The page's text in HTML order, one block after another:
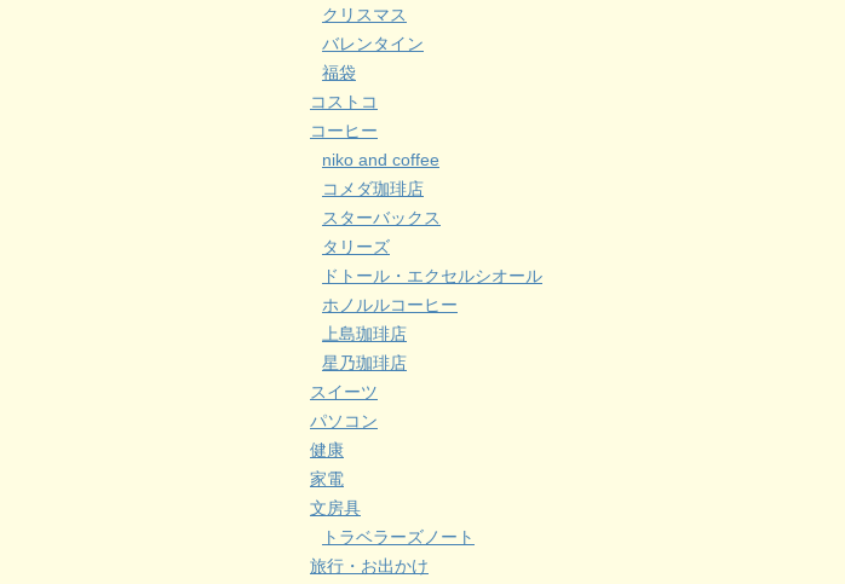
クリスマス
バレンタイン
福袋
コストコ
コーヒー
niko and coffee
コメダ珈琲店
スターバックス
タリーズ
ドトール・エクセルシオール
ホノルルコーヒー
上島珈琲店
星乃珈琲店
スイーツ
パソコン
健康
家電
文房具
トラベラーズノート
旅行・お出かけ